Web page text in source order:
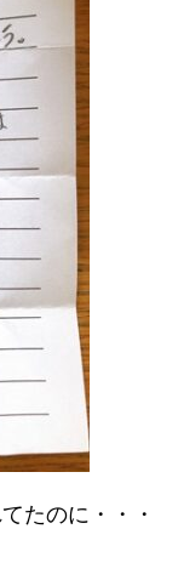
たのに・・・